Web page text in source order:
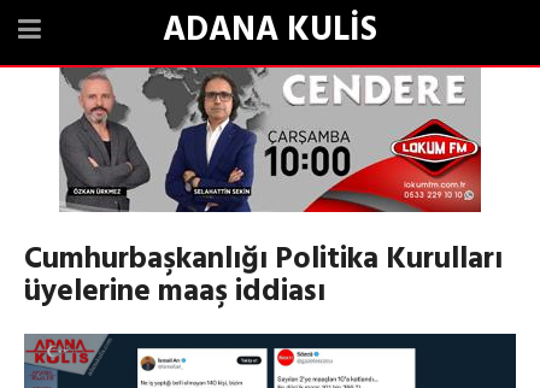
ADANA KULİS
Cumhurbaşkanlığı Politika Kurulları
üyelerine maaş iddiası